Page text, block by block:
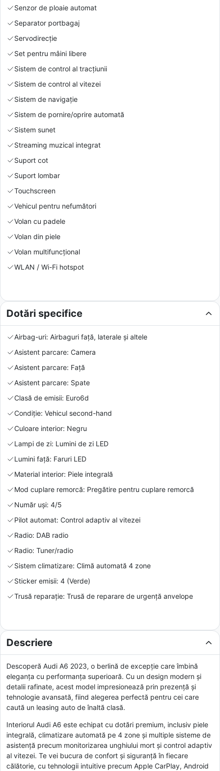
Senzor de ploaie automat
Separator portbagaj
Servodirecție
Set pentru mâini libere
Sistem de control al tracțiunii
Sistem de control al vitezei
Sistem de navigație
Sistem de pornire/oprire automată
Sistem sunet
Streaming muzical integrat
Suport cot
Suport lombar
Touchscreen
Vehicul pentru nefumători
Volan cu padele
Volan din piele
Volan multifuncțional
WLAN / Wi-Fi hotspot
Dotări specifice
Airbag-uri: Airbaguri față, laterale și altele
Asistent parcare: Camera
Asistent parcare: Față
Asistent parcare: Spate
Clasă de emisii: Euro6d
Condiție: Vehicul second-hand
Culoare interior: Negru
Lampi de zi: Lumini de zi LED
Lumini față: Faruri LED
Material interior: Piele integrală
Mod cuplare remorcă: Pregătire pentru cuplare remorcă
Număr uși: 4/5
Pilot automat: Control adaptiv al vitezei
Radio: DAB radio
Radio: Tuner/radio
Sistem climatizare: Climă automată 4 zone
Sticker emisii: 4 (Verde)
Trusă reparație: Trusă de reparare de urgență anvelope
Descriere
Descoperă Audi A6 2023, o berlină de excepție care îmbină
eleganța cu performanța superioară. Cu un design modern și
detalii rafinate, acest model impresionează prin prezență și
tehnologie avansată, fiind alegerea perfectă pentru cei care
caută un leasing auto de înaltă clasă.
Interiorul Audi A6 este echipat cu dotări premium, inclusiv piele
integrală, climatizare automată pe 4 zone și multiple sisteme de
asistență precum monitorizarea unghiului mort și control adaptiv
al vitezei. Te vei bucura de confort și siguranță în fiecare
călătorie, cu tehnologii intuitive precum Apple CarPlay, Android